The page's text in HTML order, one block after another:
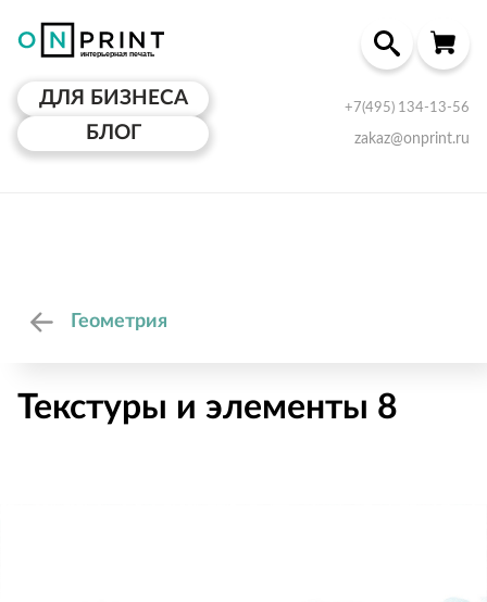
ДЛЯ БИЗНЕСА
БЛОГ
+7(495) 134-13-56
zakaz@onprint.ru
Геометрия
Текстуры и элементы 8